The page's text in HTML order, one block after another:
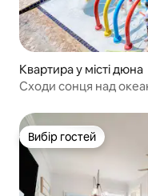
Квартира у місті дюна
Сходи сонця над
Вибір гостей
Вибір гостей